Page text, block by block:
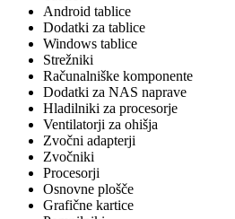
Android tablice
Dodatki za tablice
Windows tablice
Strežniki
Računalniške komponente
Dodatki za NAS naprave
Hladilniki za procesorje
Ventilatorji za ohišja
Zvočni adapterji
Zvočniki
Procesorji
Osnovne plošče
Grafične kartice